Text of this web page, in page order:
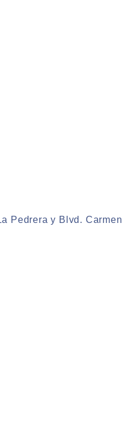
Pedrera y Blvd. Carmen